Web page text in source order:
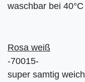
waschbar bei 40°C
Rosa weiß
-70015-
super samtig weich